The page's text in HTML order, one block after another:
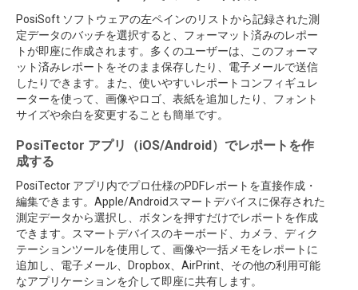
PosiSoft ソフトウェアの左ペインのリストから記録された測
定データのバッチを選択すると、フォーマット済みのレポー
トが即座に作成されます。多くのユーザーは、このフォーマ
ット済みレポートをそのまま保存したり、電子メールで送信
したりできます。また、使いやすいレポートコンフィギュレ
ーターを使って、画像やロゴ、表紙を追加したり、フォント
サイズや余白を変更することも簡単です。
PosiTector アプリ（iOS/Android）でレポートを作
成する
PosiTector アプリ内でプロ仕様のPDFレポートを直接作成・
編集できます。Apple/Androidスマートデバイスに保存された
測定データから選択し、ボタンを押すだけでレポートを作成
できます。スマートデバイスのキーボード、カメラ、ディク
テーションツールを使用して、画像や一括メモをレポートに
追加し、電子メール、Dropbox、AirPrint、その他の利用可能
なアプリケーションを介して即座に共有します。